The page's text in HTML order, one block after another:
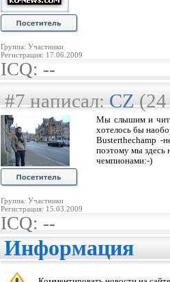
Группа: Участники
Регистрация: 17.06.2009
ICQ: --
#7 написал:CZ(24
Группа: Участники
Регистрация: 15.03.2009
Мы слышим и
хотелось бы
Busterthechamp -
поэтому мы здесь
чемпионами:-)
ICQ: --
Информация